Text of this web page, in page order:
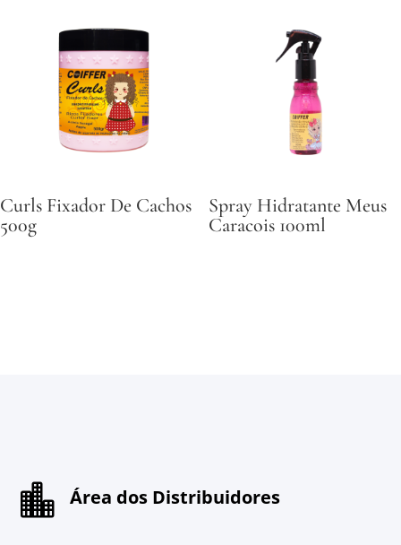
Curls Fixador De Cachos
500g
Spray Hidratante Meus
Caracois 100ml
 Área dos Distribuidores